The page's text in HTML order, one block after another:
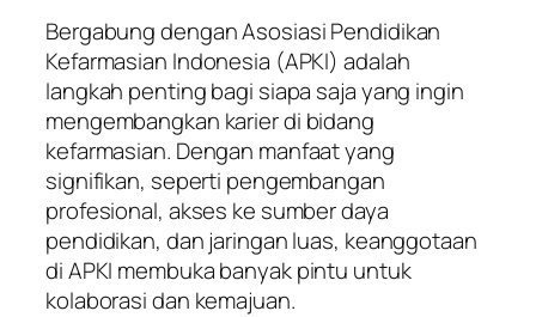
Bergabung dengan Asosiasi Pendidikan
Kefarmasian Indonesia (APKI) adalah
langkah penting bagi siapa saja yang ingin
mengembangkan karier di bidang
kefarmasian. Dengan manfaat yang
signifikan, seperti pengembangan
profesional, akses ke sumber daya
pendidikan, dan jaringan luas, keanggotaan
di APKI membuka banyak pintu untuk
kolaborasi dan kemajuan.